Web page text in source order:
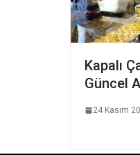
Kapalı
Güncel
24 Kasım